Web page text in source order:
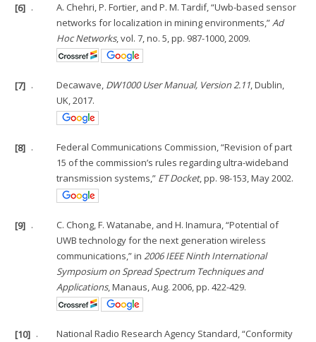
[6] .
A. Chehri, P. Fortier, and P. M. Tardif, “Uwb-based sensor
networks for localization in mining environments,”Ad
Hoc Networks, vol. 7, no. 5, pp. 987-1000, 2009.
[7] . Decawave, DW1000 User Manual, Version 2.11, Dublin,
UK, 2017.
[8] .
Federal Communications Commission, “Revision of part
15 of the commission’s rules regarding ultra-wideband
transmission systems,” ET Docket, pp. 98-153, May 2002.
[9] .
C. Chong, F. Watanabe, and H. Inamura, “Potential of
UWB technology for the next generation wireless
communications,” in2006 IEEE Ninth International
Symposium on Spread Spectrum Techniques and
Applications, Manaus, Aug. 2006, pp. 422-429.
[10] .
National Radio Research Agency Standard, “Conformity